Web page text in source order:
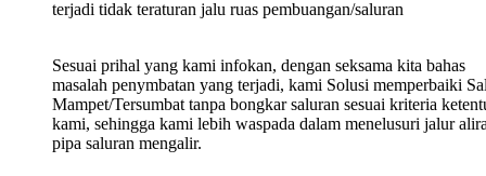
terjadi tidak teraturan jalu ruas pembuangan/saluran
Sesuai prihal yang kami infokan, dengan seksama kita bahas
masalah penymbatan yang terjadi, kami Solusi memperbaiki
Mampet/Tersumbat tanpa bongkar saluran sesuai kriteria
kami, sehingga kami lebih waspada dalam menelusuri jalur
pipa saluran mengalir.